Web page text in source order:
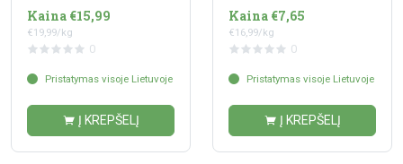
Kaina €15,99
€19,99/kg
0
Pristatymas visoje Lietuvoje
Į KREPŠELĮ
Kaina €7,65
€16,99/kg
0
Pristatymas visoje Lietuvoje
Į KREPŠELĮ